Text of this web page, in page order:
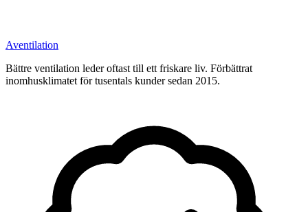
Aventilation
Bättre ventilation leder oftast till ett friskare liv. Förbättrat
inomhusklimatet för tusentals kunder sedan 2015.